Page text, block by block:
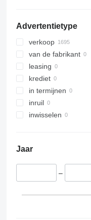
Advertentietype
verkoop
van de fabrikant
leasing
krediet
in termijnen
inruil
inwisselen
Jaar
–